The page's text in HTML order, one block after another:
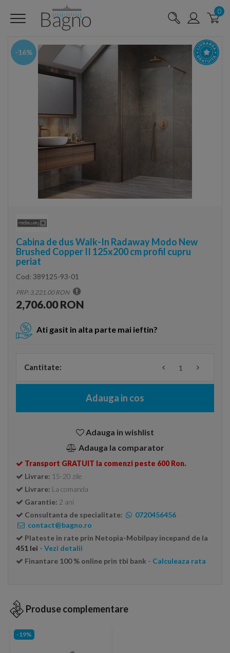
0
-16%
Cabina de dus Walk-In Radaway Modo New
Brushed Copper II 125x200 cm profil cupru
periat
Cod: 389125-93-01
PRP: 3,221.00 RON
2,706.00 RON
Ati gasit in alta parte mai ieftin?
Cantitate:
Adauga in cos
Adauga in wishlist
Adauga la comparator
Transport GRATUIT la comenzi peste 600 Ron.
Livrare: 15-20 zile
Livrare: La comanda
Garantie: 2 ani
Consultanta de specialitate:
0720456456
contact@bagno.ro
Plateste in rate prin Netopia-Mobilpay incepand de la
451 lei - Vezi detalii
Finantare 100 % online prin tbi bank - Calculeaza rata
Produse complementare
-19%